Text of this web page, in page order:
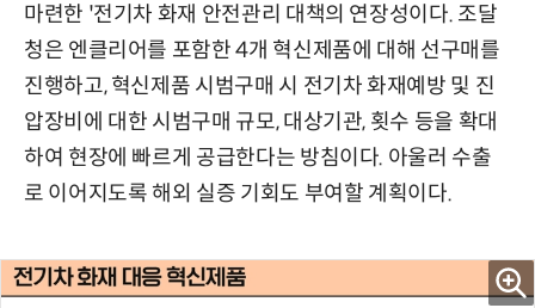
마련한 '전기차 화재 안전관리 대책의 연장성이다. 조달
청은 엔클리어를 포함한 4개 혁신제품에 대해 선구매를
진행하고, 혁신제품 시범구매 시 전기차 화재예방 및 진
압장비에 대한 시범구매 규모, 대상기관, 횟수 등을 확대
하여 현장에 빠르게 공급한다는 방침이다. 아울러 수출
로 이어지도록 해외 실증 기회도 부여할 계획이다.